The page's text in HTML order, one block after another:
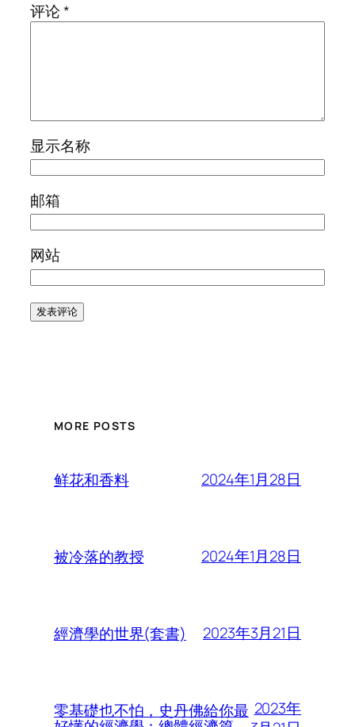
评论*
显示名称
邮箱
网站
MORE POSTS
鲜花和香料 2024年1月28日
被冷落的教授 2024年1月28日
經濟學的世界(套書) 2023年3月21日
零基礎也不怕，史丹佛給你最 2023年